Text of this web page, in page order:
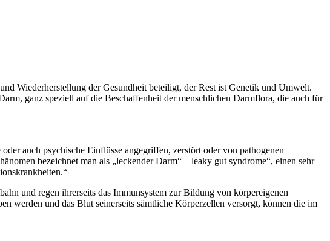
Wiederherstellung der Gesundheit beteiligt, der Rest ist Genetik und Umwelt.
ganz speziell auf die Beschaffenheit der menschlichen Darmflora, die auch für
auch psychische Einflüsse angegriffen, zerstört oder von pathogenen
bezeichnet man als „leckender Darm“ – leaky gut syndrome“, einen sehr
und regen ihrerseits das Immunsystem zur Bildung von körpereigenen
werden und das Blut seinerseits sämtliche Körperzellen versorgt, können die im